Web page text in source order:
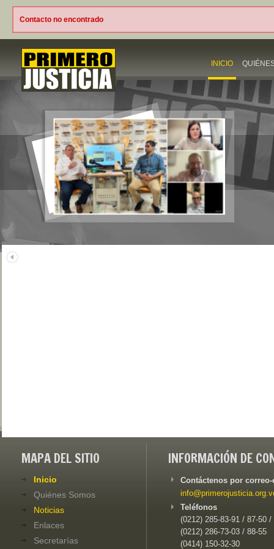
Contacto no encontrado
INICIO
MAPA DEL SITIO
Inicio
Quiénes Somos
Noticias
Enlaces
Secretarías
INFORMACIÓN DE
Contáctenos por
Teléfonos
(0212) 285-83-91 / 87-50 /
(0212) 286-73-03 / 88-55
(0414) 150-32-30